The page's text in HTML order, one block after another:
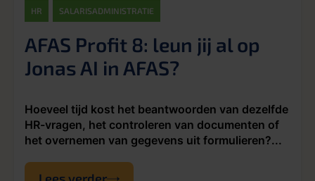
HR SALARISADMINISTRATIE
AFAS Profit 8: leun jij al op
Jonas AI in AFAS?
Hoeveel tijd kost het beantwoorden van dezelfde
HR-vragen, het controleren van documenten of
het overnemen van gegevens uit formulieren?...